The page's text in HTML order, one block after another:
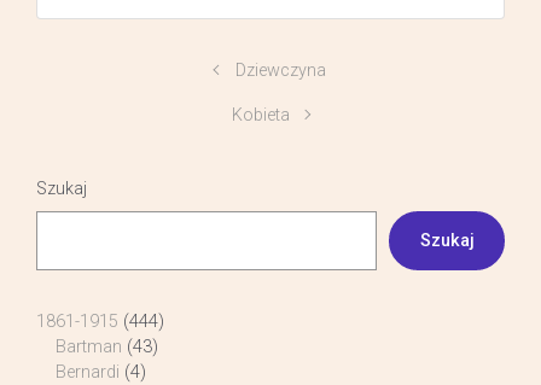
Dziewczyna
Kobieta
Szukaj
Szukaj
1861-1915 (444)
Bartman (43)
Bernardi (4)